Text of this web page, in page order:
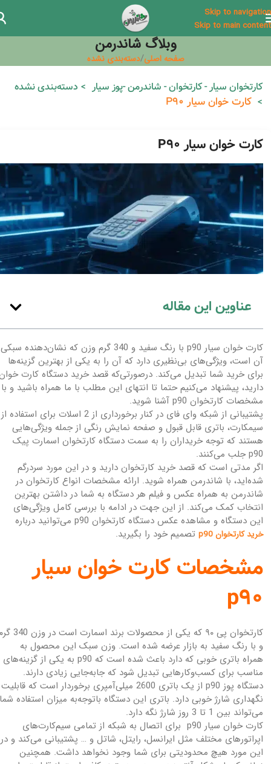
Skip to navigation
Skip to main content
وبلاگ شاندرمن
صفحه اصلی دسته‌بندی نشده
کارتخوان سیار - کارتخوان - شاندرمن -پوز سیار دسته‌بندی نشده
کارت خوان سیار P90
کارت خوان سیار P90
عناوین این مقاله
کارت خوان سیار p90 با رنگ سفید و 340 گرم وزن که نشان‌دهنده سبکی
آن است، ویژگی‌های بی‌نظیری دارد که آن را به یکی از بهترین گزینه‌ها
برای خرید شما تبدیل می‌کند. درصورتی‌که قصد خرید دستگاه کارت
دارید، پیشنهاد می‌کنیم حتما تا انتهای این مطلب با ما همراه باشید و با
مشخصات کارتخوان p90 آشنا شوید.
پشتیبانی از شبکه وای فای در کنار برخورداری از 2 اسلات برای استفاده از
سیمکارت، باتری قابل قبول و صفحه نمایش رنگی از جمله ویژگی‌هایی
هستند که توجه خریداران را به سمت دستگاه کارتخوان اسمارت پیک
p90 جلب می‌کنند.
اگر مدتی است که قصد خرید کارتخوان دارید و در این مورد سردرگم
شده‌اید، با شاندرمن همراه شوید. ارائه مشخصات انواع کارتخوان در
شاندرمن به همراه عکس و فیلم هر دستگاه به شما در داشتن بهترین
انتخاب کمک می‌کند. از این جهت در ادامه با بررسی کامل ویژگی‌های
این دستگاه و مشاهده عکس دستگاه کارتخوان p90 می‌توانید درباره
خرید کارتخوان p90 تصمیم خود را بگیرید.
مشخصات کارت خوان سیار
p90
کارتخوان پی ۹۰ که یکی از محصولات برند
و با رنگ سفید به بازار عرضه شده است. وزن سبک این محصول به
همراه باتری خوبی که دارد باعث شده است که p90 به یکی از گزینه‌های
مناسب برای کسب‌وکارهایی تبدیل شود که جابه‌جایی زیادی دارند.
دستگاه پوز p90 از یک باتری 2600 میلی‌آمپری برخوردار است که قابلیت
نگهداری شارژ خوبی دارد. باتری این دستگاه باتوجه‌به میزان استفاده
می‌تواند بین 1 تا 3 روز شارژ نگه دارد.
کارت خوان سیار p90 برای اتصال به شبکه از تمامی سیم‌کارت‌های
اپراتورهای مختلف مثل ایرانسل، رایتل، شاتل و … پشتیبانی می‌کند و در
این مورد هیچ محدودیتی برای شما وجود نخواهد داشت. همچنین